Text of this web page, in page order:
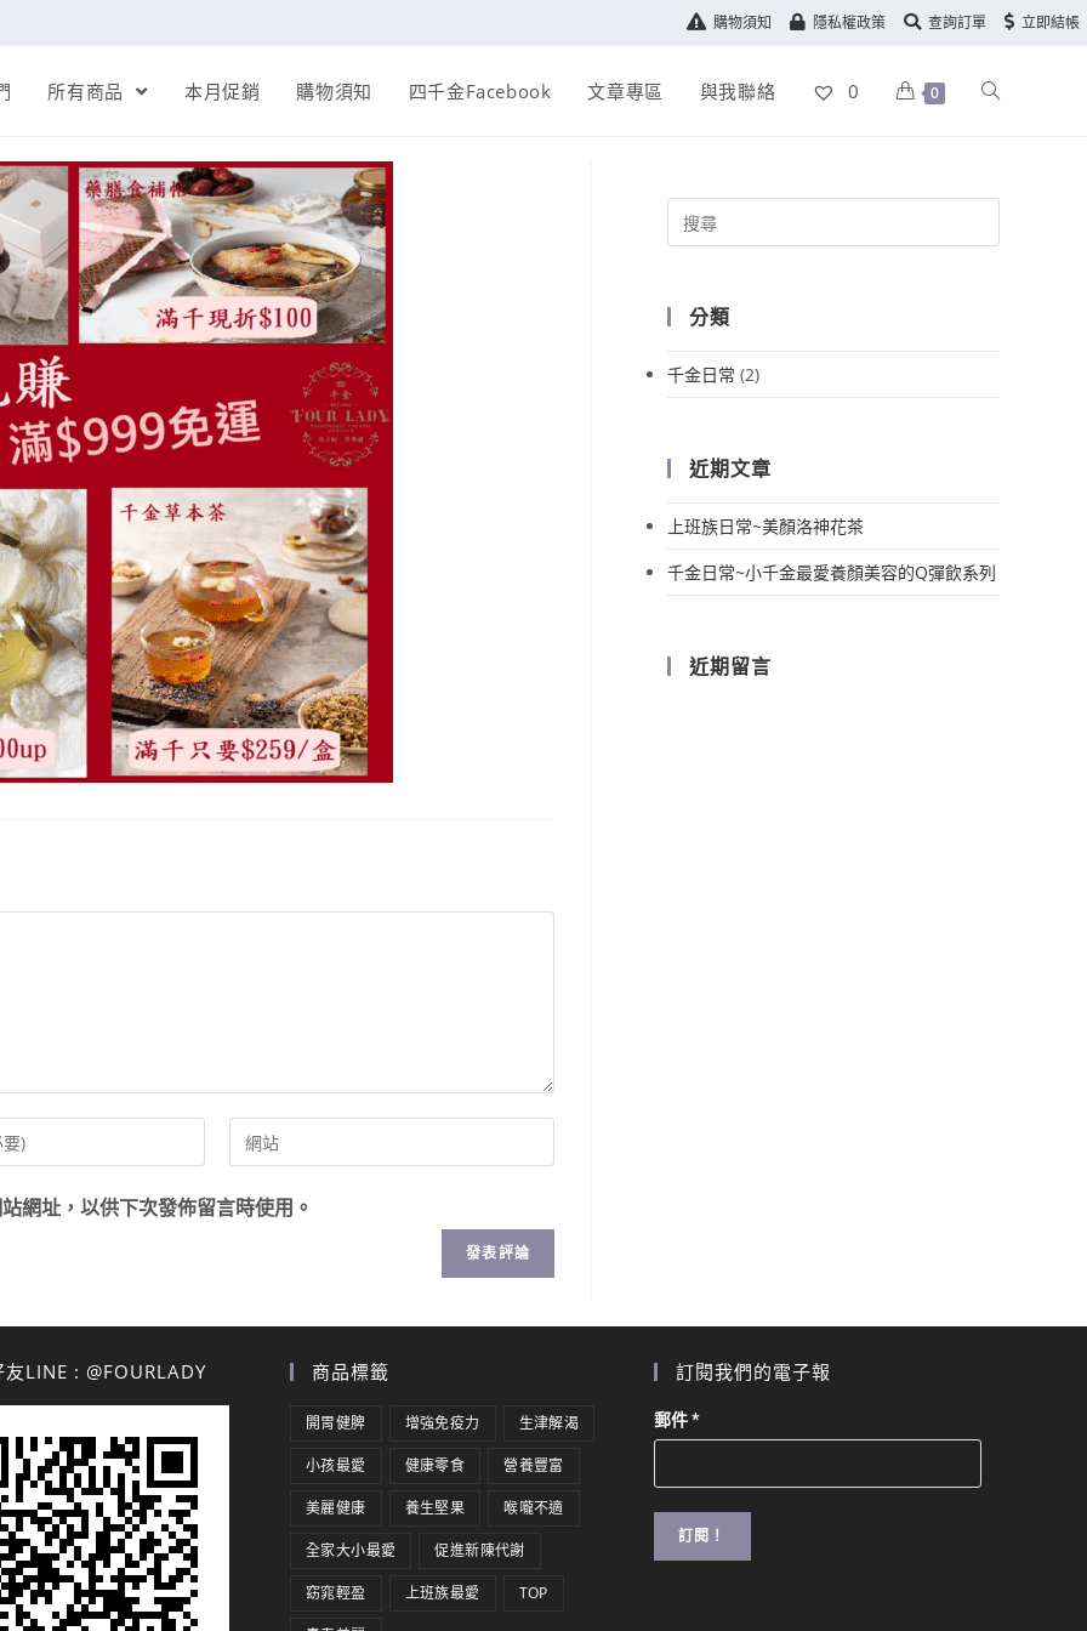
購物須知 隱私權政策 查詢訂單 立即結帳
所有商品 本月促銷 購物須知 四千金Facebook 文章專區 與我聯絡 0 0
網址，以供下次發佈留言時使用。
分類
千金日常 (2)
近期文章
上班族日常~美顏洛神花茶
千金日常~小千金最愛養顏美容的Q彈飲系列
近期留言
友LINE : @FOURLADY 商品標籤
開胃健脾 增強免疫力 生津解渴
小孩最愛 健康零食 營養豐富
美麗健康 養生堅果 喉嚨不適
全家大小最愛 促進新陳代謝
窈窕輕盈 上班族最愛 TOP
訂閱我們的電子報
郵件*